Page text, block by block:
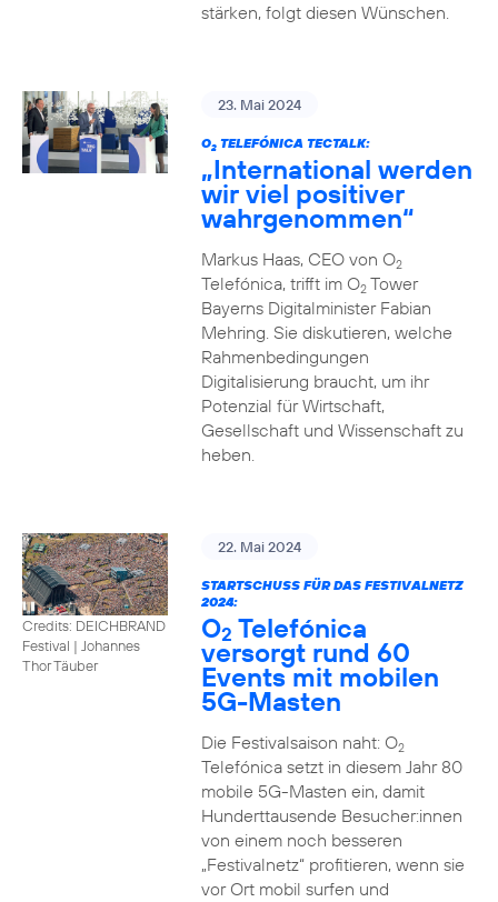
stärken, folgt diesen Wünschen.
23. Mai 2024
O2TELEFÓNICA TECTALK:
„International werden
wir viel positiver
wahrgenommen“
Markus Haas, CEO von O2
Telefónica, trifft im O2Tower
Bayerns Digitalminister Fabian
Mehring. Sie diskutieren, welche
Rahmenbedingungen
Digitalisierung braucht, um ihr
Potenzial für Wirtschaft,
Gesellschaft und Wissenschaft zu
heben.
Credits: DEICHBRAND
Festival | Johannes
Thor Täuber
22. Mai 2024
STARTSCHUSS FÜR DAS FESTIVALNETZ
2024:
O2 Telefónica
versorgt rund 60
Events mit mobilen
5G-Masten
Die Festivalsaison naht: O2
Telefónica setzt in diesem Jahr 80
mobile 5G-Masten ein, damit
Hunderttausende Besucher:innen
von einem noch besseren
„Festivalnetz“ profitieren, wenn sie
vor Ort mobil surfen und